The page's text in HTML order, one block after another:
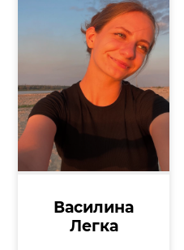
Василина
Легка